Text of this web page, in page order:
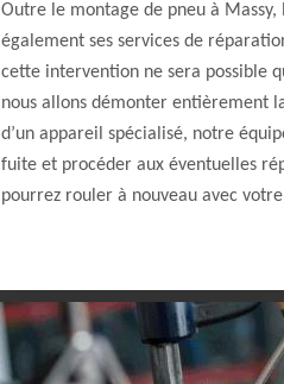
Outre le montage de pneu à Massy,
également ses services de
cette intervention ne sera possible
nous allons démonter entièrement
d’un appareil spécialisé, notre
fuite et procéder aux éventuelles
pourrez rouler à nouveau avec